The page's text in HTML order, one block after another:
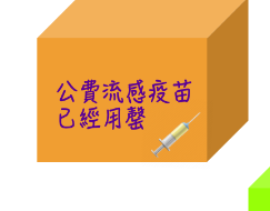
view